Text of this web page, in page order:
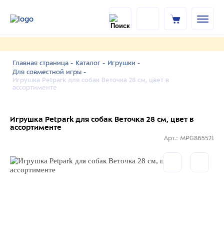
Главная страница - Каталог - Игрушки -
Для совместной игры -
Игрушка Petpark для собак Веточка 28 см, цвет в
ассортименте
Игрушка Petpark для собак Веточка 28 см, цвет в
ассортименте
Арт.: MPG865521